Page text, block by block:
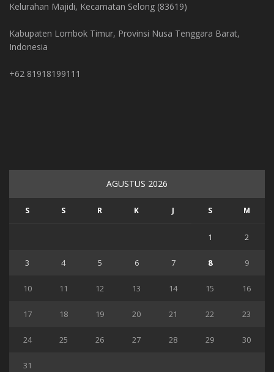
Kelurahan Majidi, Kecamatan Selong (83619)
Kabupaten Lombok Timur, Provinsi Nusa Tenggara Barat,
Indonesia
+62 81918199111
AGUSTUS 2026
S S R K J S M
1 2
3 4 5 6 7 8 9
10 11 12 13 14 15 16
17 18 19 20 21 22 23
24 25 26 27 28 29 30
31